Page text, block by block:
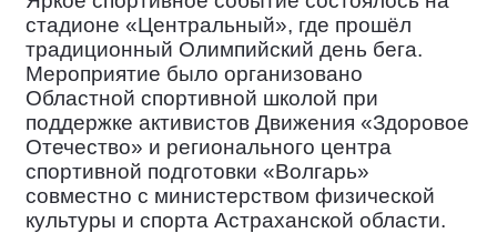
стадионе «Центральный», где прошёл
традиционный Олимпийский день бега.
Мероприятие было организовано
Областной спортивной школой при
поддержке активистов Движения «Здоровое
Отечество» и регионального центра
спортивной подготовки «Волгарь»
совместно с министерством физической
культуры и спорта Астраханской области.